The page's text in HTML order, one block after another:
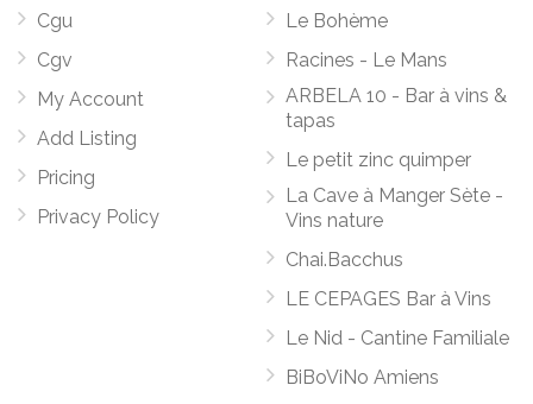
Cgu
Cgv
My Account
Add Listing
Pricing
Privacy Policy
Le Bohème
Racines - Le Mans
ARBELA 10 - Bar à vins &
tapas
Le petit zinc quimper
La Cave à Manger Sète -
Vins nature
Chai.Bacchus
LE CEPAGES Bar à Vins
Le Nid - Cantine Familiale
BiBoViNo Amiens